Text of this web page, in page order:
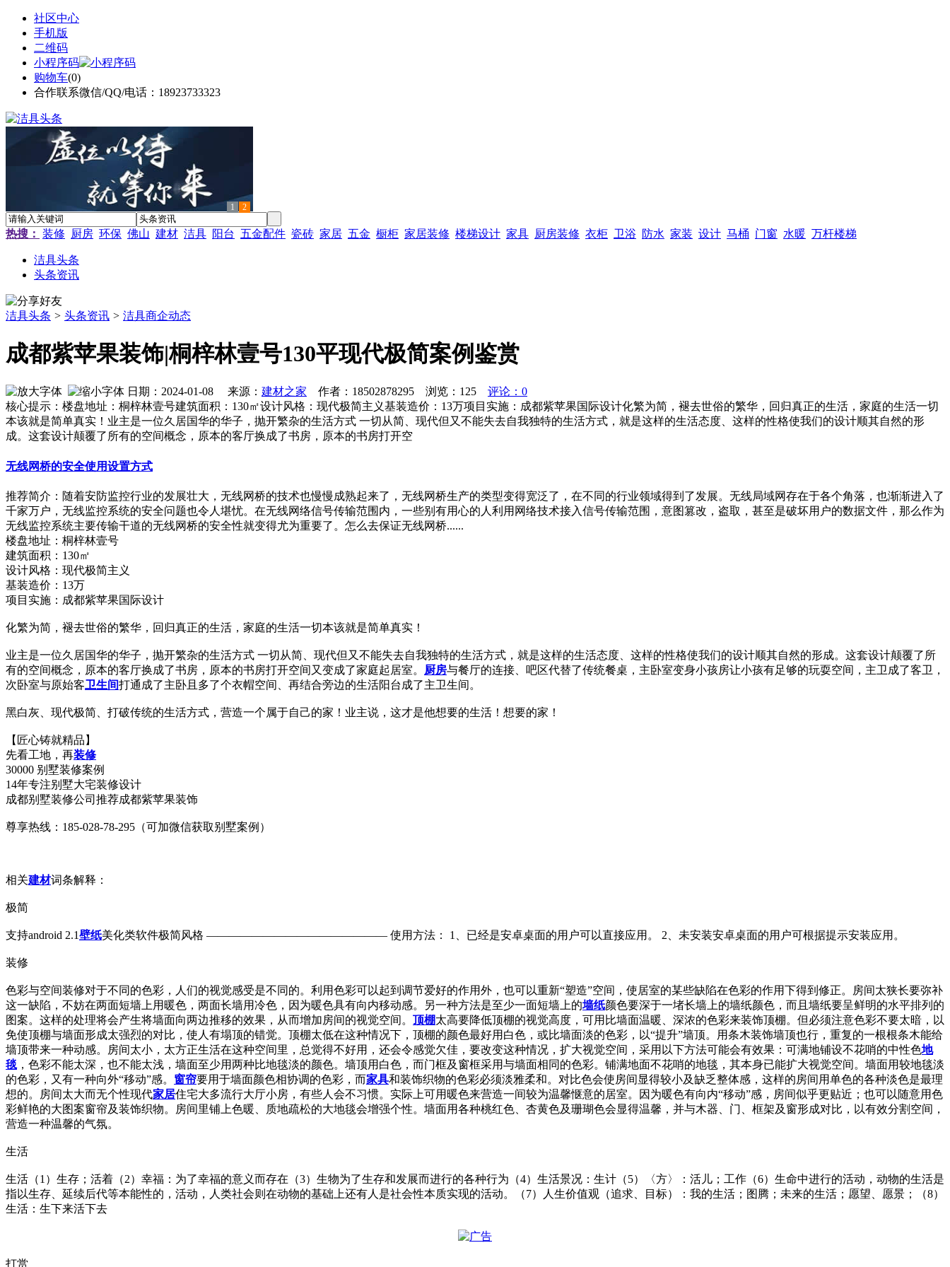
社区中心
手机版
二维码
小程序码
购物车(0)
合作联系微信/QQ/电话：18923733323
1 2
热搜： 装修 厨房 环保 佛山 建材 洁具 阳台 五金配件 瓷砖 家居 五金 橱柜 家居装修 楼梯设计 家具 厨房装修 衣柜 卫浴 防水 家装 设计 马桶 门窗 水暖 万杆楼梯
洁具头条
头条资讯
洁具头条 > 头条资讯 > 洁具商企动态
成都紫苹果装饰|桐梓林壹号130平现代极简案例鉴赏
日期：2024-01-08 来源： 建材之家 作者：18502878295 浏览： 125
评论：0
核心提示：楼盘地址：桐梓林壹号建筑面积：130㎡设计风格：现代极简主义基装造价：13万项目实施：成都紫苹果国际设计化繁为简，褪去世俗的繁华，回归真正的生活，家庭的生活一切
本该就是简单真实！业主是一位久居国华的华子，抛开繁杂的生活方式 一切从简、现代但又不能失去自我独特的生活方式，就是这样的生活态度、这样的性格使我们的设计顺其自然的形
成。这套设计颠覆了所有的空间概念，原本的客厅换成了书房，原本的书房打开空
无线网桥的安全使用设置方式
推荐简介：随着安防监控行业的发展壮大，无线网桥的技术也慢慢成熟起来了，无线网桥生产的类型变得宽泛了，在不同的行业领域得到了发展。无线局域网存在于各个角落，也渐渐进入了
千家万户，无线监控系统的安全问题也令人堪忧。在无线网络信号传输范围内，一些别有用心的人利用网络技术接入信号传输范围，意图篡改，盗取，甚至是破坏用户的数据文件，那么作为
无线监控系统主要传输干道的无线网桥的安全性就变得尤为重要了。怎么去保证无线网桥......
楼盘地址：桐梓林壹号
建筑面积：130㎡
设计风格：现代极简主义
基装造价：13万
项目实施：成都紫苹果国际设计
化繁为简，褪去世俗的繁华，回归真正的生活，家庭的生活一切本该就是简单真实！
业主是一位久居国华的华子，抛开繁杂的生活方式 一切从简、现代但又不能失去自我独特的生活方式，就是这样的生活态度、这样的性格使我们的设计顺其自然的形成。这套设计颠覆了所
有的空间概念，原本的客厅换成了书房，原本的书房打开空间又变成了家庭起居室。
厨房与餐厅的连接、吧区代替了传统餐桌，主卧室变身小孩房让小孩有足够的玩耍空间，主卫成了客卫，
次卧室与原始客卫生间打通成了主卧且多了个衣帽空间、再结合旁边的生活阳台成了主卫生间。
黑白灰、现代极简、打破传统的生活方式，营造一个属于自己的家！业主说，这才是他想要的生活！想要的家！
【匠心铸就精品】
先看工地，再装修
30000 别墅装修案例
14年专注别墅大宅装修设计
成都别墅装修公司推荐成都紫苹果装饰
尊享热线：185-028-78-295（可加微信获取别墅案例）
相关建材词条解释：
极简
支持android 2.1壁纸美化类软件极简风格 ———————————————— 使用方法： 1、已经是安卓桌面的用户可以直接应用。 2、未安装安卓桌面的用户可根据提示安装应用。
装修
色彩与空间装修对于不同的色彩，人们的视觉感受是不同的。利用色彩可以起到调节爱好的作用外，也可以重新“塑造”空间，使居室的某些缺陷在色彩的作用下得到修正。房间太狭长要弥补
这一缺陷，不妨在两面短墙上用暖色，两面长墙用冷色，因为暖色具有向内移动感。另一种方法是至少一面短墙上的墙纸颜色要深于一堵长墙上的墙纸颜色，而且墙纸要呈鲜明的水平排列的
图案。这样的处理将会产生将墙面向两边推移的效果，从而增加房间的视觉空间。 顶棚太高要降低顶棚的视觉高度，可用比墙面温暖、深浓的色彩来装饰顶棚。但必须注意色彩不要太暗，以
免使顶棚与墙面形成太强烈的对比，使人有塌顶的错觉。顶棚太低在这种情况下，顶棚的颜色最好用白色，或比墙面淡的色彩，以“提升”墙顶。用条木装饰墙顶也行，重复的一根根条木能给
墙顶带来一种动感。房间太小，太方正生活在这种空间里，总觉得不好用，还会令感觉欠佳，要改变这种情况，扩大视觉空间，采用以下方法可能会有效果：可满地铺设不花哨的中性色地
毯 ，色彩不能太深，也不能太浅，墙面至少用两种比地毯淡的颜色。墙顶用白色，而门框及窗框采用与墙面相同的色彩。铺满地面不花哨的地毯，其本身已能扩大视觉空间。墙面用较地毯淡
的色彩，又有一种向外“移动”感。 窗帘要用于墙面颜色相协调的色彩，而家具和装饰织物的色彩必须淡雅柔和。对比色会使房间显得较小及缺乏整体感，这样的房间用单色的各种淡色是最理
想的。房间太大而无个性现代家居住宅大多流行大厅小房，有些人会不习惯。实际上可用暖色来营造一间较为温馨惬意的居室。因为暖色有向内“移动”感，房间似乎更贴近；也可以随意用色
彩鲜艳的大图案窗帘及装饰织物。房间里铺上色暖、质地疏松的大地毯会增强个性。墙面用各种桃红色、杏黄色及珊瑚色会显得温馨，并与木器、门、框架及窗形成对比，以有效分割空间，
营造一种温馨的气氛。
生活
生活（1）生存；活着（2）幸福：为了幸福的意义而存在（3）生物为了生存和发展而进行的各种行为（4）生活景况：生计（5）〈方〉：活儿；工作（6）生命中进行的活动，动物的生活是
指以生存、延续后代等本能性的，活动，人类社会则在动物的基础上还有人是社会性本质实现的活动。（7）人生价值观（追求、目标）：我的生活；图腾；未来的生活；愿望、愿景；（8）
生活：生下来活下去
打赏